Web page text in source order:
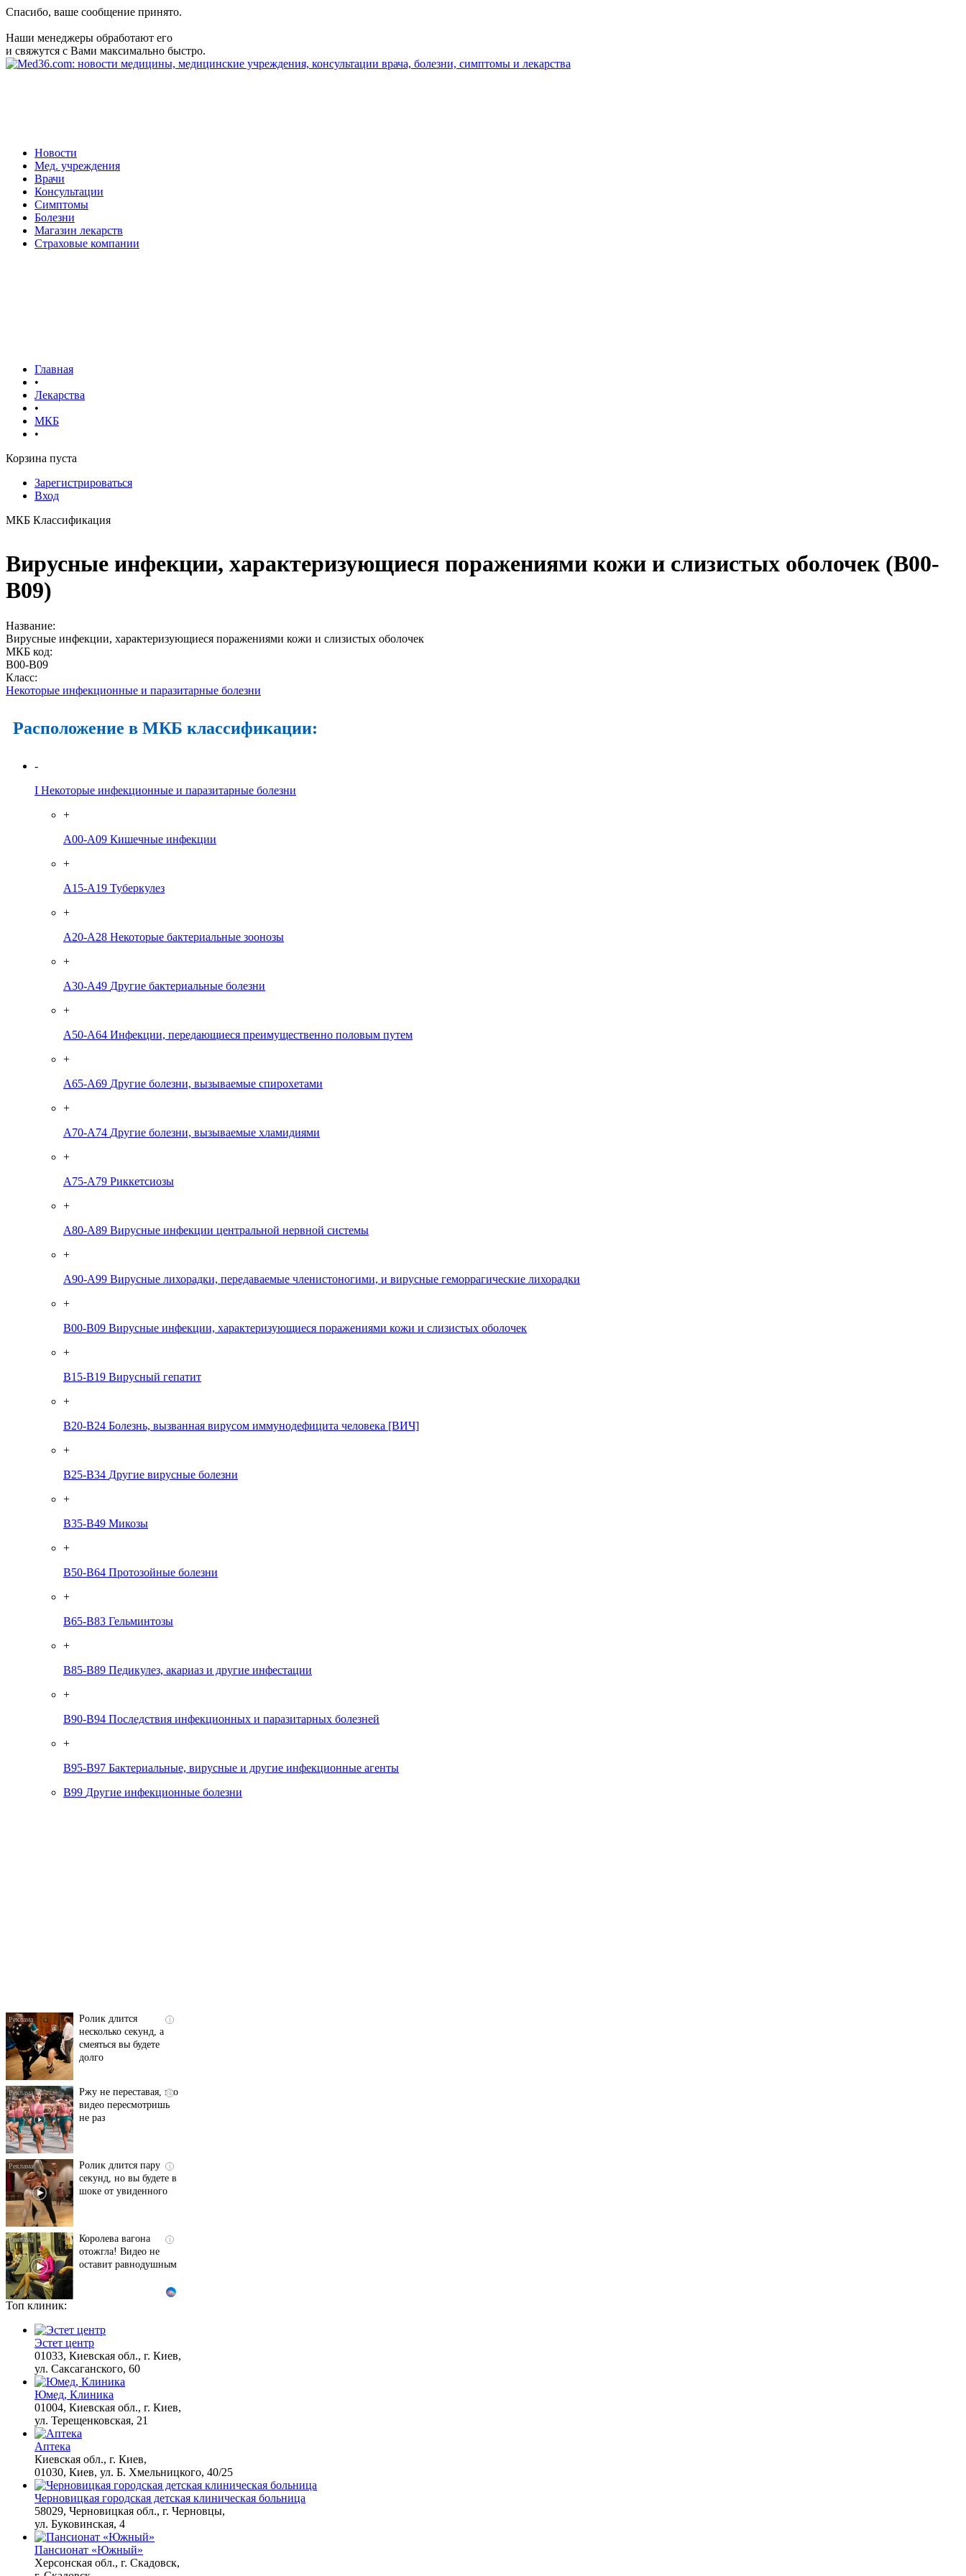
Спасибо, ваше сообщение принято.
Наши менеджеры обработают его
и свяжутся с Вами максимально быстро.
Новости
Мед. учреждения
Врачи
Консультации
Симптомы
Болезни
Магазин лекарств
Страховые компании
Главная
•
Лекарства
•
МКБ
•
Корзина пуста
Зарегистрироваться
Вход
МКБ Классификация
Вирусные инфекции, характеризующиеся поражениями кожи и слизистых оболочек (B00-
B09)
Название:
Вирусные инфекции, характеризующиеся поражениями кожи и слизистых оболочек
МКБ код:
B00-B09
Класс:
Некоторые инфекционные и паразитарные болезни
Расположение в МКБ классификации:
-
I Некоторые инфекционные и паразитарные болезни
+
A00-A09 Кишечные инфекции
+
A15-A19 Туберкулез
+
A20-A28 Некоторые бактериальные зоонозы
+
A30-A49 Другие бактериальные болезни
+
A50-A64 Инфекции, передающиеся преимущественно половым путем
+
A65-A69 Другие болезни, вызываемые спирохетами
+
A70-A74 Другие болезни, вызываемые хламидиями
+
A75-A79 Риккетсиозы
+
A80-A89 Вирусные инфекции центральной нервной системы
+
A90-A99 Вирусные лихорадки, передаваемые членистоногими, и вирусные геморрагические лихорадки
+
B00-B09 Вирусные инфекции, характеризующиеся поражениями кожи и слизистых оболочек
+
B15-B19 Вирусный гепатит
+
B20-B24 Болезнь, вызванная вирусом иммунодефицита человека [ВИЧ]
+
B25-B34 Другие вирусные болезни
+
B35-B49 Микозы
+
B50-B64 Протозойные болезни
+
B65-B83 Гельминтозы
+
B85-B89 Педикулез, акариаз и другие инфестации
+
B90-B94 Последствия инфекционных и паразитарных болезней
+
B95-B97 Бактериальные, вирусные и другие инфекционные агенты
B99 Другие инфекционные болезни
i
Ролик длится
несколько секунд, а
смеяться вы будете
долго
i
Ржу не переставая, это
видео пересмотришь
не раз
i
Ролик длится пару
секунд, но вы будете в
шоке от увиденного
i
Королева вагона
отожгла! Видео не
оставит равнодушным
Пересмотрела 10 раз
Ролик из Омска: вы
будете смеяться долго
Что стало причиной
громкого взрыва в
Москве 7 августа
"Потеряли стыд в
погоне за "Диором":
Поплавская вмазала
семейке Плющенко
Топ клиник:
Эстет центр
01033, Киевская обл., г. Киев,
ул. Саксаганского, 60
Юмед, Клиника
01004, Киевская обл., г. Киев,
ул. Терещенковская, 21
Аптека
Киевская обл., г. Киев,
01030, Киев, ул. Б. Хмельницкого, 40/25
Черновицкая городская детская клиническая больница
58029, Черновицкая обл., г. Черновцы,
ул. Буковинская, 4
Пансионат «Южный»
Херсонская обл., г. Скадовск,